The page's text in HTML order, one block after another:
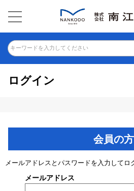
キーワードを入力してください
ログイン
会員の方
メールアドレスとパスワードを入力してロ
メールアドレス